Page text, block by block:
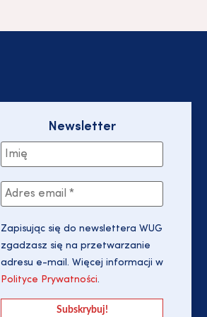
Newsletter
Zapisując się do newslettera WUG
zgadzasz się na przetwarzanie
adresu e-mail. Więcej informacji w
Polityce Prywatności.